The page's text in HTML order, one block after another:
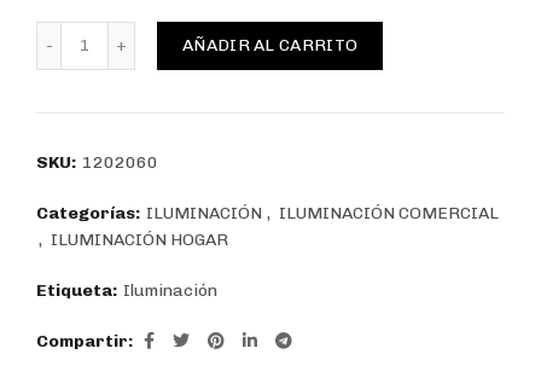
original
era:
actual
es:
Plafón de luces cilíndrico 3xGU10 negro cantidad
AÑADIR AL CARRITO
SKU: 1202060
Categorías: ILUMINACIÓN , ILUMINACIÓN COMERCIAL
, ILUMINACIÓN HOGAR
Etiqueta: Iluminación
Compartir